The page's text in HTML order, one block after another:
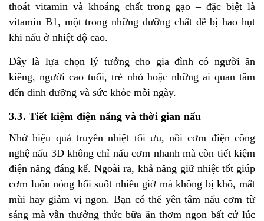
thoát vitamin và khoáng chất trong gạo – đặc biệt là
vitamin B1, một trong những dưỡng chất dễ bị hao hụt
khi nấu ở nhiệt độ cao.
Đây là lựa chọn lý tưởng cho gia đình có người ăn
kiêng, người cao tuổi, trẻ nhỏ hoặc những ai quan tâm
đến dinh dưỡng và sức khỏe mỗi ngày.
3.3. Tiết kiệm điện năng và thời gian nấu
Nhờ hiệu quả truyền nhiệt tối ưu, nồi cơm điện công
nghệ nấu 3D không chỉ nấu cơm nhanh mà còn tiết kiệm
điện năng đáng kể. Ngoài ra, khả năng giữ nhiệt tốt giúp
cơm luôn nóng hổi suốt nhiều giờ mà không bị khô, mất
mùi hay giảm vị ngon. Bạn có thể yên tâm nấu cơm từ
sáng mà vẫn thưởng thức bữa ăn thơm ngon bất cứ lúc